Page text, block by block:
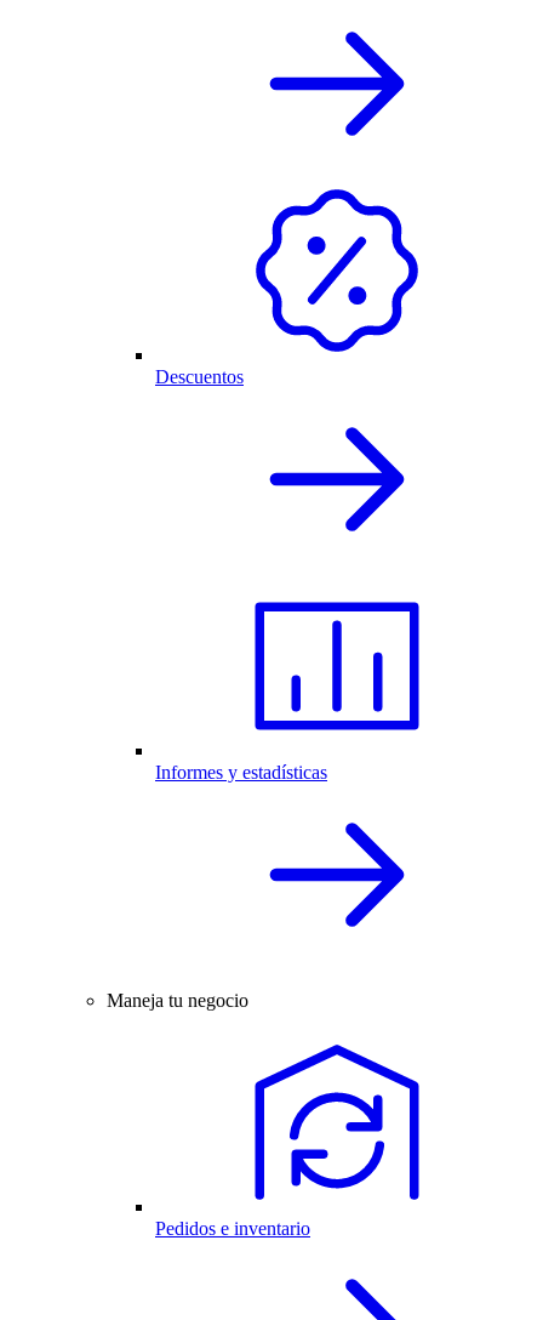
Descuentos
Informes y estadísticas
Maneja tu negocio
Pedidos e inventario